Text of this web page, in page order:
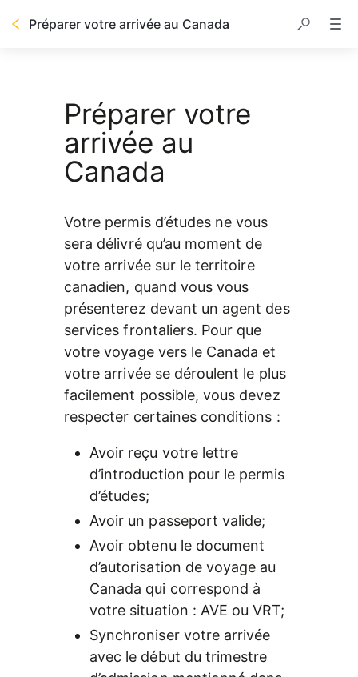
Préparer votre arrivée au Canada
Préparer votre
arrivée au
Canada
Votre permis d’études ne vous
sera délivré qu’au moment de
votre arrivée sur le territoire
canadien, quand vous vous
présenterez devant un agent des
services frontaliers. Pour que
votre voyage vers le Canada et
votre arrivée se déroulent le plus
facilement possible, vous devez
respecter certaines conditions :
Avoir reçu votre lettre
d’introduction pour le permis
d’études;
Avoir un passeport valide;
Avoir obtenu le document
d’autorisation de voyage au
Canada qui correspond à
votre situation : AVE ou VRT;
Synchroniser votre arrivée
avec le début du trimestre